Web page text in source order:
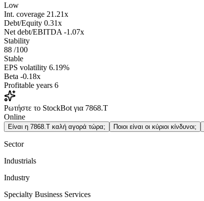
Low
Int. coverage 21.21x
Debt/Equity 0.31x
Net debt/EBITDA -1.07x
Stability
88 /100
Stable
EPS volatility 6.19%
Beta -0.18x
Profitable years 6
Ρωτήστε το StockBot για 7868.T
Online
Είναι η 7868.T καλή αγορά τώρα; Ποιοι είναι οι κύριοι κίνδυνοι;
Sector
Industrials
Industry
Specialty Business Services